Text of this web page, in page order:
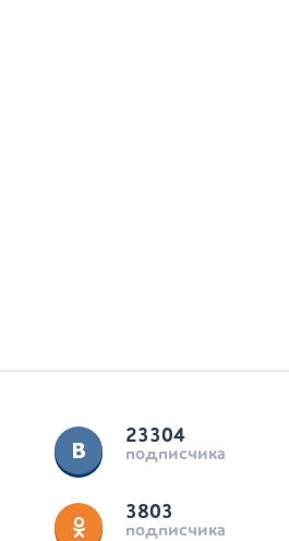
23304
подписчика
3803
подписчика